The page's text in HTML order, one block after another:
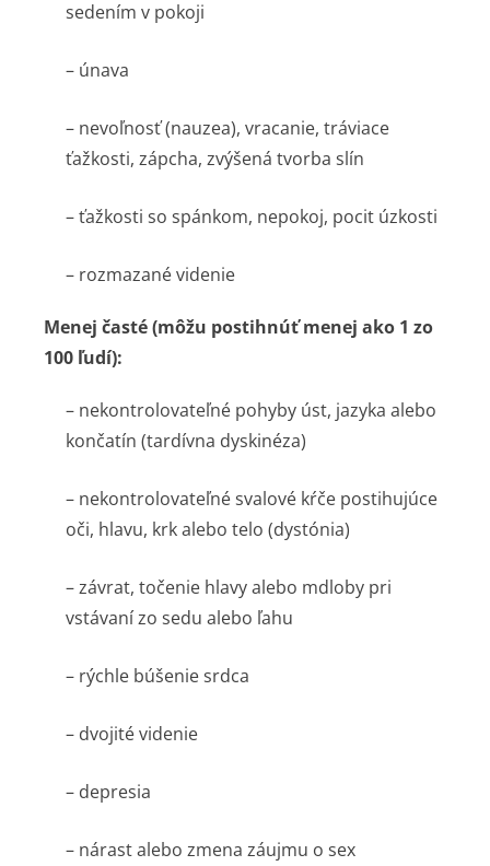
sedením v pokoji
– únava
– nevoľnosť (nauzea), vracanie, tráviace
ťažkosti, zápcha, zvýšená tvorba slín
– ťažkosti so spánkom, nepokoj, pocit úzkosti
– rozmazané videnie
Menej časté (môžu postihnúť menej ako 1 zo
100 ľudí):
– nekontrolovateľné pohyby úst, jazyka alebo
končatín (tardívna dyskinéza)
– nekontrolovateľné svalové kŕče postihujúce
oči, hlavu, krk alebo telo (dystónia)
– závrat, točenie hlavy alebo mdloby pri
vstávaní zo sedu alebo ľahu
– rýchle búšenie srdca
– dvojité videnie
– depresia
– nárast alebo zmena záujmu o sex